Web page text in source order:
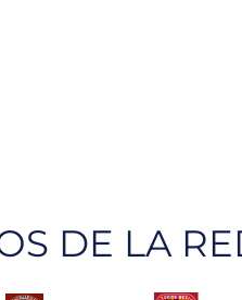
DE LA